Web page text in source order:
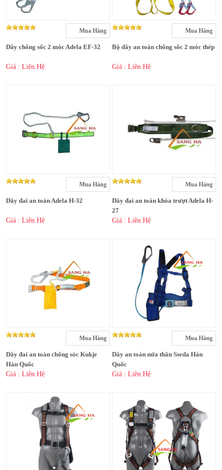
Mua Hàng
Dây chống sốc 2 móc Adela EF-32
Giá : Liên Hệ
Mua Hàng
Bộ dây an toàn chống sốc 2 móc thép
Giá : Liên Hệ
Mua Hàng
Dây đai an toàn Adela H-32
Giá : Liên Hệ
Mua Hàng
Dây đai an toàn khóa trượt Adela H-
27
Giá : Liên Hệ
Mua Hàng
Dây đai an toàn chống sóc Kukje
Hàn Quốc
Giá : Liên Hệ
Mua Hàng
Dây an toàn nửa thân Sseda Hàn
Quốc
Giá : Liên Hệ